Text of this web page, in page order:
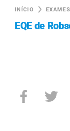
INÍCIO EXAMES
EQE de